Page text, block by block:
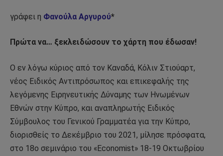
γράφει η Φανούλα Αργυρού*
Πρώτα να… ξεκλειδώσουν το χάρτη που έδωσαν!
Ο εν λόγω κύριος από τον Καναδά, Κόλιν Στιούαρτ,
νέος Ειδικός Αντιπρόσωπος και επικεφαλής της
λεγόμενης Ειρηνευτικής Δύναμης των Ηνωμένων
Εθνών στην Κύπρο, και αναπληρωτής Ειδικός
Σύμβουλος του Γενικού Γραμματέα για την Κύπρο,
διορισθείς το Δεκέμβριο του 2021, μίλησε πρόσφατα,
στο 18ο σεμινάριο του «Economist» 18-19 Οκτωβρίου